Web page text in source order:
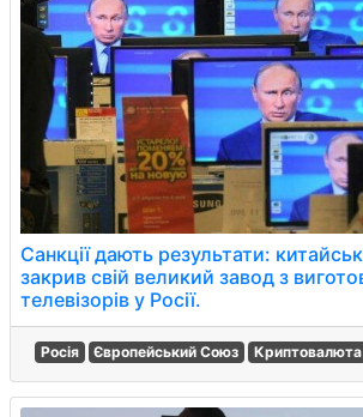
Санкції дають результати:
закрив свій великий завод з
телевізорів у Росії.
Росія Європейський Союз Криптовалюта